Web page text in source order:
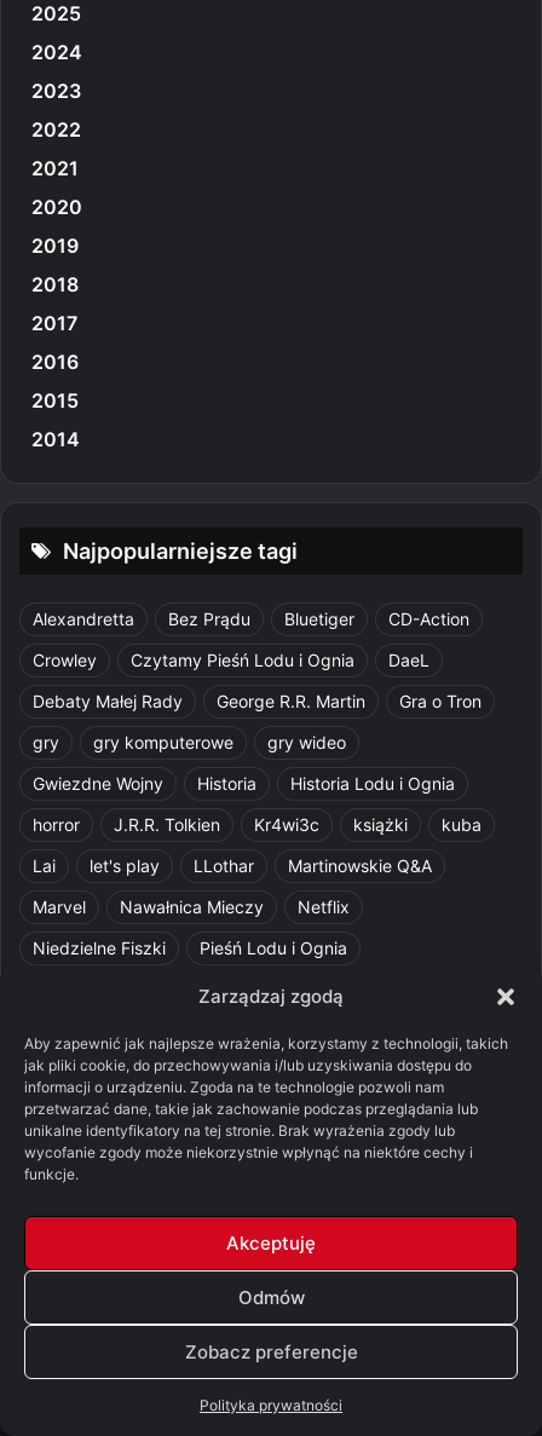
Zarządzaj zgodą
Aby zapewnić jak najlepsze wrażenia, korzystamy z technologii, takich
jak pliki cookie, do przechowywania i/lub uzyskiwania dostępu do
informacji o urządzeniu. Zgoda na te technologie pozwoli nam
przetwarzać dane, takie jak zachowanie podczas przeglądania lub
unikalne identyfikatory na tej stronie. Brak wyrażenia zgody lub
wycofanie zgody może niekorzystnie wpłynąć na niektóre cechy i
funkcje.
Akceptuję
Odmów
Zobacz preferencje
Polityka prywatności
2025
2024
2023
2022
2021
2020
2019
2018
2017
2016
2015
2014
Najpopularniejsze tagi
Alexandretta Bez Prądu Bluetiger
CD-Action
Crowley
Czytamy Pieśń Lodu i Ognia
DaeL
Debaty Małej Rady
George R.R. Martin
Gra o Tron
gry
gry komputerowe
gry wideo
Gwiezdne Wojny
Historia
Historia Lodu i Ognia
horror
J.R.R. Tolkien Kr4wi3c książki
kuba
Lai
let's play LLothar
Martinowskie Q&A
Marvel
Nawałnica Mieczy
Netflix
Niedzielne Fiszki
Pieśń Lodu i Ognia
Pquelim
Pytania do maesterów
recenzja książki
Ród Smoka Silmarillion
SithFrog
Starcie Królów
Star Wars
Szalone Teorie
Tolkienowskie Q&A
Voo
Wieści z Cytadeli
© Copyright 2026, All Rights Reserved | FSGK.PL
Facebook
X YouTubeDiscord